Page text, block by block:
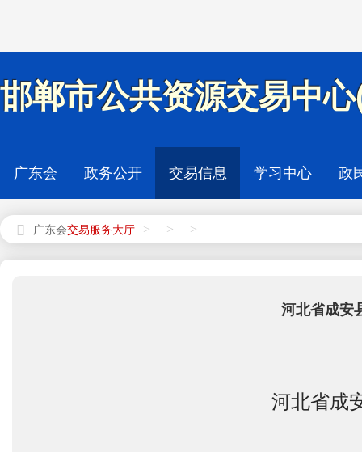
邯郸市公共资源交易中
广东会 政务公开 交易信息 学习中心 政
广东会 > > >
河北省成安
河北省成